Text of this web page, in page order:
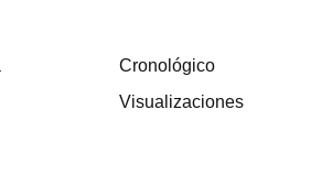
Cronológico
Visualizaciones